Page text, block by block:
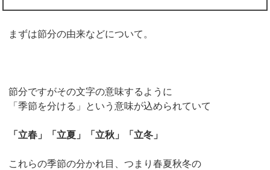
まずは節分の由来などについて。
節分ですがその文字の意味するように
「季節を分ける」という意味が込められていて
「立春」「立夏」「立秋」「立冬」
これらの季節の分かれ目、つまり春夏秋冬の